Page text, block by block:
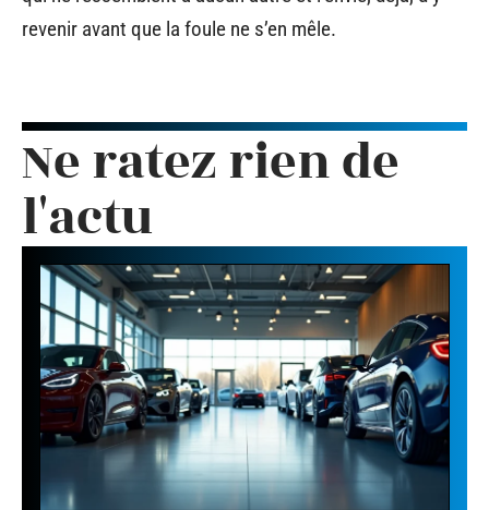
revenir avant que la foule ne s’en mêle.
Ne ratez rien de
l'actu